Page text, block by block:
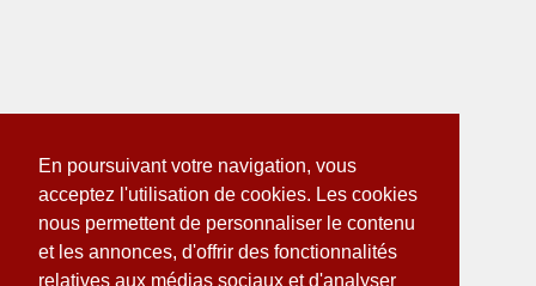
En poursuivant votre navigation, vous
acceptez l'utilisation de cookies. Les cookies
nous permettent de personnaliser le contenu
et les annonces, d'offrir des fonctionnalités
relatives aux médias sociaux et d'analyser